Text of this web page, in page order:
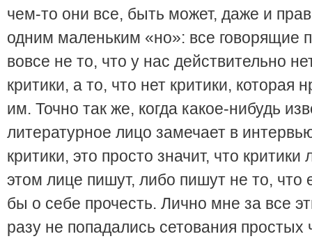
чем-то они все, быть может, даже и
одним маленьким «но»: все говорящие
вовсе не то, что у нас действительно
критики, а то, что нет критики, которая
им. Точно так же, когда какое-нибудь
литературное лицо замечает в
критики, это просто значит, что
этом лице пишут, либо пишут не то, что
бы о себе прочесть. Лично мне за все
разу не попадались сетования простых